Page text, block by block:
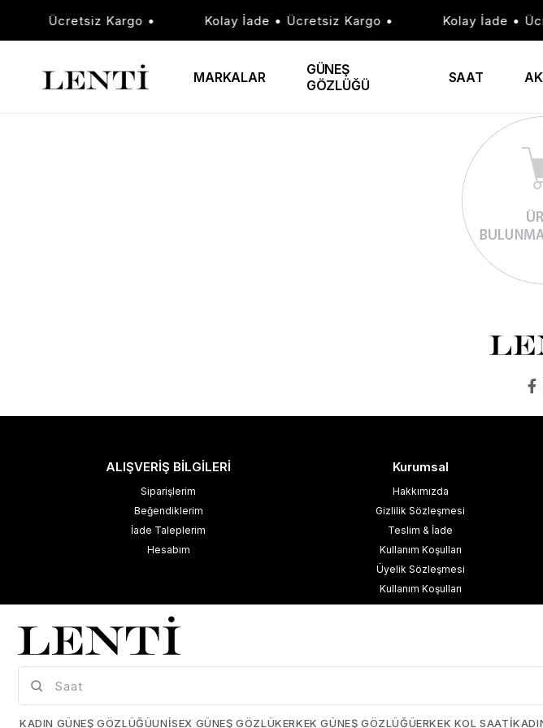
• Ücretsiz Kargo • Kolay İade • Ücretsiz Kargo • Kolay İade •
MARKALAR
GÜNEŞ
GÖZLÜĞÜ
SAAT
ALIŞVERİŞ BİLGİLERİ
Siparişlerim
Beğendiklerim
İade Taleplerim
Hesabım
Kurumsal
Hakkımızda
Gizlilik Sözleşmesi
Teslim & İade
Kullanım Koşulları
Üyelik Sözleşmesi
Kullanım Koşulları
Mesafeli Satış Sözleşmesi
Blog
Çerez Kullanımı
KADIN GÜNEŞ GÖZLÜĞÜUNISEX GÜNEŞ GÖZLÜKERKEK GÜNEŞ GÖZLÜĞÜERKEK KOL SAATI